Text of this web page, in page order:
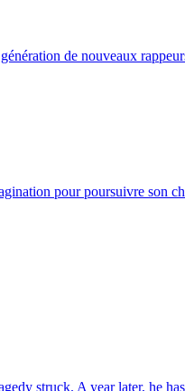
de nouveaux
pour poursuivre son
struck. A year later, he